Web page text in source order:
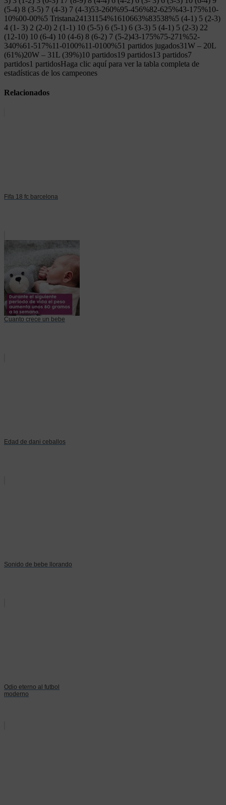
(5-4) 8 (3-5) 7 (4-3) 7 (4-3)53-260%95-456%82-625%43-175%10-
10%00-00%5 Tristana24131154%1610663%83538%5 (4-1) 5 (2-3)
4 (1- 3) 2 (2-0) 2 (1-1) 10 (5-5) 6 (5-1) 6 (3-3) 5 (4-1) 5 (2-3) 22
(12-10) 10 (6-4) 10 (4-6) 8 (6-2) 7 (5-2)43-175%75-271%52-
340%61-517%11-0100%11-0100%51 partidos jugados31W – 20L
(61%)20W – 31L (39%)10 partidos19 partidos13 partidos7
partidos1 partidosHaga clic aquí para ver la tabla completa de
estadísticas de los campeones
Relacionados
Fifa 18 fc barcelona
Cuanto crece un bebe
Edad de dani ceballos
Sonido de bebe llorando
Odio eterno al futbol
moderno